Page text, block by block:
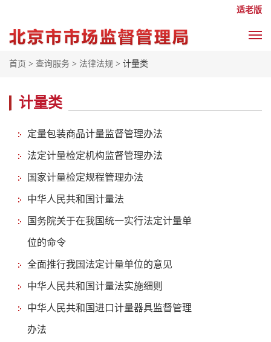
适老版
首页 > 查询服务 > 法律法规 > 计量类
计量类
定量包装商品计量监督管理办法
法定计量检定机构监督管理办法
国家计量检定规程管理办法
中华人民共和国计量法
国务院关于在我国统一实行法定计量单
位的命令
全面推行我国法定计量单位的意见
中华人民共和国计量法实施细则
中华人民共和国进口计量器具监督管理
办法